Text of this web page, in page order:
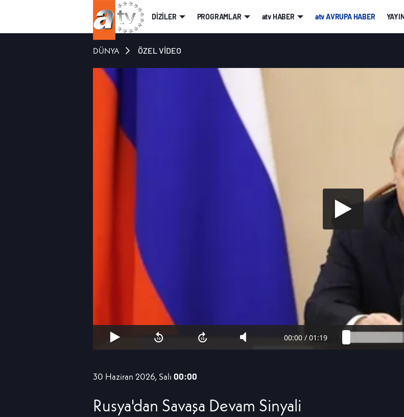
DİZİLER PROGRAMLAR atv HABER atv AVRUPA HABER
DÜNYA ÖZEL VİDEO
00:00 / 01:19
30 Haziran 2026, Salı 00:00
Rusya'dan Savaşa Devam Sinyali